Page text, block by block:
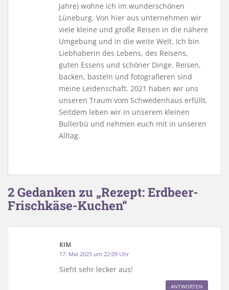
Jahre) wohne ich im wunderschönen
Lüneburg. Von hier aus unternehmen wir
viele kleine und große Reisen in die nähere
Umgebung und in die weite Welt. Ich bin
Liebhaberin des Lebens, des Reisens,
guten Essens und schöner Dinge. Reisen,
backen, basteln und fotografieren sind
meine Leidenschaft. 2021 haben wir uns
unseren Traum vom Schwedenhaus erfüllt.
Seitdem leben wir in unserem kleinen
Bullerbü und nehmen euch mit in unseren
Alltag.
2 Gedanken zu „Rezept: Erdbeer-
Frischkäse-Kuchen“
KIM
17. Mai 2025 um 22:09 Uhr
Sieht sehr lecker aus!
ANTWORTEN